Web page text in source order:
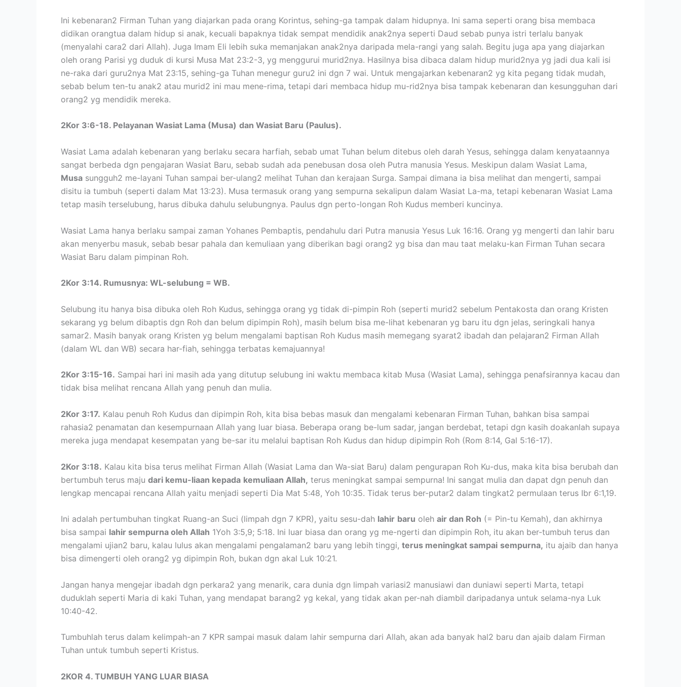
Ini kebenaran2 Firman Tuhan yang diajarkan pada orang Korintus, sehing-ga tampak dalam hidupnya. Ini sama seperti orang bisa membaca
didikan orangtua dalam hidup si anak, kecuali bapaknya tidak sempat mendidik anak2nya seperti Daud sebab punya istri terlalu banyak
(menyalahi cara2 dari Allah). Juga Imam Eli lebih suka memanjakan anak2nya daripada mela-rangi yang salah. Begitu juga apa yang diajarkan
oleh orang Parisi yg duduk di kursi Musa Mat 23:2-3, yg menggurui murid2nya. Hasilnya bisa dibaca dalam hidup murid2nya yg jadi dua kali isi
ne-raka dari guru2nya Mat 23:15, sehing-ga Tuhan menegur guru2 ini dgn 7 wai. Untuk mengajarkan kebenaran2 yg kita pegang tidak mudah,
sebab belum ten-tu anak2 atau murid2 ini mau mene-rima, tetapi dari membaca hidup mu-rid2nya bisa tampak kebenaran dan kesungguhan dari
orang2 yg mendidik mereka.
2Kor 3:6-18. Pelayanan Wasiat Lama (Musa) dan Wasiat Baru (Paulus).
Wasiat Lama adalah kebenaran yang berlaku secara harfiah, sebab umat Tuhan belum ditebus oleh darah Yesus, sehingga dalam kenyataannya
sangat berbeda dgn pengajaran Wasiat Baru, sebab sudah ada penebusan dosa oleh Putra manusia Yesus. Meskipun dalam Wasiat Lama,
Musa sungguh2 me-layani Tuhan sampai ber-ulang2 melihat Tuhan dan kerajaan Surga. Sampai dimana ia bisa melihat dan mengerti, sampai
disitu ia tumbuh (seperti dalam Mat 13:23). Musa termasuk orang yang sempurna sekalipun dalam Wasiat La-ma, tetapi kebenaran Wasiat Lama
tetap masih terselubung, harus dibuka dahulu selubungnya. Paulus dgn perto-longan Roh Kudus memberi kuncinya.
Wasiat Lama hanya berlaku sampai zaman Yohanes Pembaptis, pendahulu dari Putra manusia Yesus Luk 16:16. Orang yg mengerti dan lahir baru
akan menyerbu masuk, sebab besar pahala dan kemuliaan yang diberikan bagi orang2 yg bisa dan mau taat melaku-kan Firman Tuhan secara
Wasiat Baru dalam pimpinan Roh.
2Kor 3:14. Rumusnya: WL-selubung = WB.
Selubung itu hanya bisa dibuka oleh Roh Kudus, sehingga orang yg tidak di-pimpin Roh (seperti murid2 sebelum Pentakosta dan orang Kristen
sekarang yg belum dibaptis dgn Roh dan belum dipimpin Roh), masih belum bisa me-lihat kebenaran yg baru itu dgn jelas, seringkali hanya
samar2. Masih banyak orang Kristen yg belum mengalami baptisan Roh Kudus masih memegang syarat2 ibadah dan pelajaran2 Firman Allah
(dalam WL dan WB) secara har-fiah, sehingga terbatas kemajuannya!
2Kor 3:15-16. Sampai hari ini masih ada yang ditutup selubung ini waktu membaca kitab Musa (Wasiat Lama), sehingga penafsirannya kacau dan
tidak bisa melihat rencana Allah yang penuh dan mulia.
2Kor 3:17. Kalau penuh Roh Kudus dan dipimpin Roh, kita bisa bebas masuk dan mengalami kebenaran Firman Tuhan, bahkan bisa sampai
rahasia2 penamatan dan kesempurnaan Allah yang luar biasa. Beberapa orang be-lum sadar, jangan berdebat, tetapi dgn kasih doakanlah supaya
mereka juga mendapat kesempatan yang be-sar itu melalui baptisan Roh Kudus dan hidup dipimpin Roh (Rom 8:14, Gal 5:16-17).
2Kor 3:18. Kalau kita bisa terus melihat Firman Allah (Wasiat Lama dan Wa-siat Baru) dalam pengurapan Roh Ku-dus, maka kita bisa berubah dan
bertumbuh terus maju dari kemu-liaan kepada kemuliaan Allah, terus meningkat sampai sempurna! Ini sangat mulia dan dapat dgn penuh dan
lengkap mencapai rencana Allah yaitu menjadi seperti Dia Mat 5:48, Yoh 10:35. Tidak terus ber-putar2 dalam tingkat2 permulaan terus Ibr 6:1,19.
Ini adalah pertumbuhan tingkat Ruang-an Suci (limpah dgn 7 KPR), yaitu sesu-dah lahir baru oleh air dan Roh (= Pin-tu Kemah), dan akhirnya
bisa sampai lahir sempurna oleh Allah 1Yoh 3:5,9; 5:18. Ini luar biasa dan orang yg me-ngerti dan dipimpin Roh, itu akan ber-tumbuh terus dan
mengalami ujian2 baru, kalau lulus akan mengalami pengalaman2 baru yang lebih tinggi, terus meningkat sampai sempurna, itu ajaib dan hanya
bisa dimengerti oleh orang2 yg dipimpin Roh, bukan dgn akal Luk 10:21.
Jangan hanya mengejar ibadah dgn perkara2 yang menarik, cara dunia dgn limpah variasi2 manusiawi dan duniawi seperti Marta, tetapi
duduklah seperti Maria di kaki Tuhan, yang mendapat barang2 yg kekal, yang tidak akan per-nah diambil daripadanya untuk selama-nya Luk
10:40-42.
Tumbuhlah terus dalam kelimpah-an 7 KPR sampai masuk dalam lahir sempurna dari Allah, akan ada banyak hal2 baru dan ajaib dalam Firman
Tuhan untuk tumbuh seperti Kristus.
2KOR 4. TUMBUH YANG LUAR BIASA